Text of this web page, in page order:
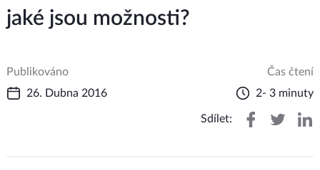
jaké jsou možnosti?
Publikováno
26. Dubna 2016
Čas čtení
2- 3 minuty
Sdílet: